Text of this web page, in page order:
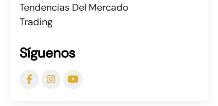
Tendencias Del Mercado
Trading
Síguenos